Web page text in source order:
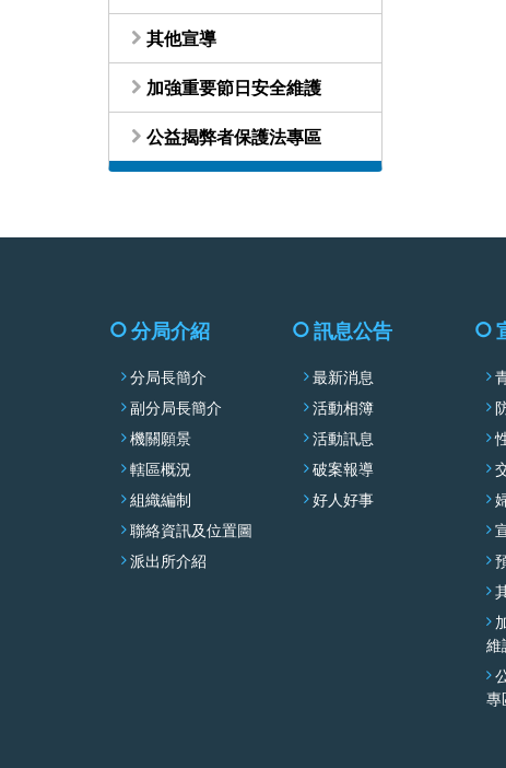
其他宣導
加強重要節日安全維護
公益揭弊者保護法專區
分局介紹
分局長簡介
副分局長簡介
機關願景
轄區概況
組織編制
聯絡資訊及位置圖
派出所介紹
訊息公告
最新消息
活動相簿
活動訊息
破案報導
好人好事
維
專